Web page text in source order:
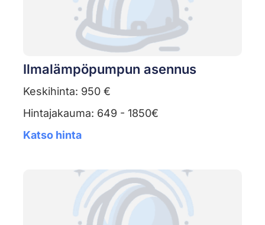
Ilmalämpöpumpun asennus
Keskihinta: 950 €
Hintajakauma: 649 - 1850€
Katso hinta